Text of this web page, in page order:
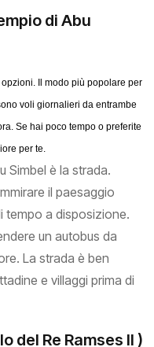
di Abu
Il modo più popolare per
voli giornalieri da entrambe
Se hai poco tempo o preferite
per te.
Simbel è la strada.
il paesaggio
tempo a disposizione.
un autobus da
La strada è ben
e villaggi prima di
del Re Ramses II )